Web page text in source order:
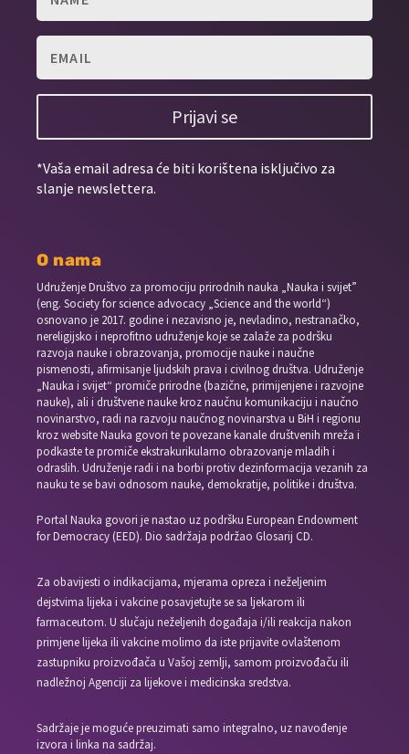
Prijavi se
*Vaša email adresa će biti korištena isključivo za
slanje newslettera.
O nama
Udruženje Društvo za promociju prirodnih nauka „Nauka i svijet”
(eng. Society for science advocacy „Science and the world“)
osnovano je 2017. godine i nezavisno je, nevladino, nestranačko,
nereligijsko i neprofitno udruženje koje se zalaže za podršku
razvoja nauke i obrazovanja, promocije nauke i naučne
pismenosti, afirmisanje ljudskih prava i civilnog društva. Udruženje
„Nauka i svijet“ promiče prirodne (bazične, primijenjene i razvojne
nauke), ali i društvene nauke kroz naučnu komunikaciju i naučno
novinarstvo, radi na razvoju naučnog novinarstva u BiH i regionu
kroz website Nauka govori te povezane kanale društvenih mreža i
podkaste te promiče ekstrakurikularno obrazovanje mladih i
odraslih. Udruženje radi i na borbi protiv dezinformacija vezanih za
nauku te se bavi odnosom nauke, demokratije, politike i društva.
Portal Nauka govori je nastao uz podršku European Endowment
for Democracy (EED). Dio sadržaja podržao Glosarij CD.
Za obavijesti o indikacijama, mjerama opreza i neželjenim
dejstvima lijeka i vakcine posavjetujte se sa ljekarom ili
farmaceutom. U slučaju neželjenih događaja i/ili reakcija nakon
primjene lijeka ili vakcine molimo da iste prijavite ovlaštenom
zastupniku proizvođača u Vašoj zemlji, samom proizvođaču ili
nadležnoj Agenciji za lijekove i medicinska sredstva.
Sadržaje je moguće preuzimati samo integralno, uz navođenje
izvora i linka na sadržaj.